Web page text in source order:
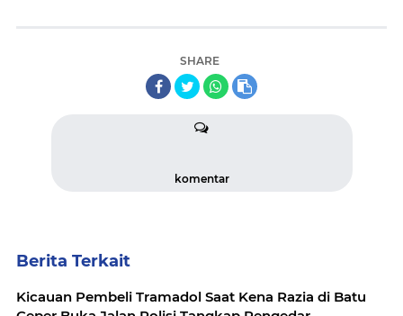
SHARE
komentar
Berita Terkait
Kicauan Pembeli Tramadol Saat Kena Razia di Batu